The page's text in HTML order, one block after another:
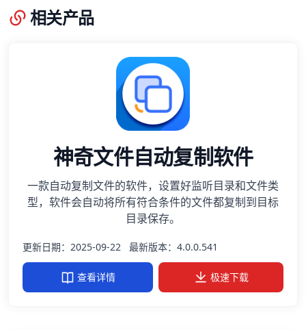
相关产品
神奇文件自动复制软件
一款自动复制文件的软件，设置好监听目录和文件类
型，软件会自动将所有符合条件的文件都复制到目标
目录保存。
更新日期：2025-09-22 最新版本：4.0.0.541
查看详情 极速下载